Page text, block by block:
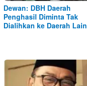
Dewan: DBH Daerah
Penghasil Diminta Tak
Dialihkan ke Daerah Lain